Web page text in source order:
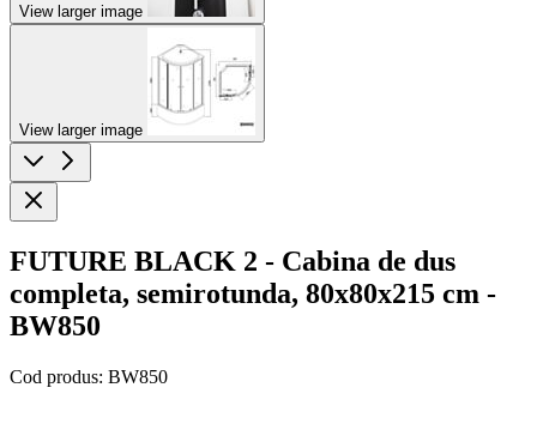
View larger image
View larger image
FUTURE BLACK 2 - Cabina de dus
completa, semirotunda, 80x80x215 cm -
BW850
Cod produs: BW850